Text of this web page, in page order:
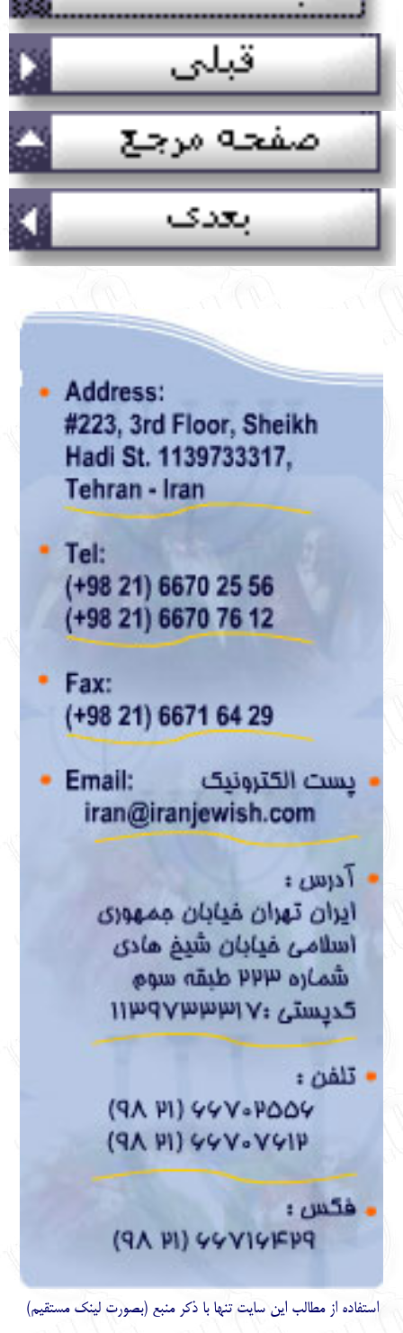
استفاده از مطالب اين سايت تنها با ذكر منبع (بصورت لینک مستقیم)